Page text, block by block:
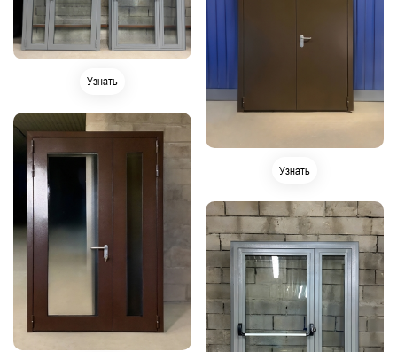
Узнать
Узнать